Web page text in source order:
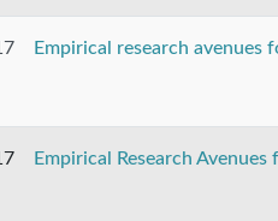
Empirical research avenues
Empirical Research